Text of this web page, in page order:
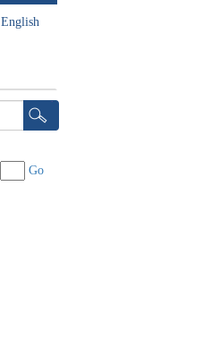
English
Go